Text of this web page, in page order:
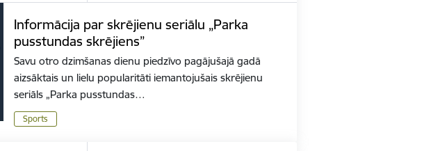
Informācija par skrējienu seriālu „Parka
pusstundas skrējiens”
Savu otro dzimšanas dienu piedzīvo pagājušajā gadā
aizsāktais un lielu popularitāti iemantojušais skrējienu
seriāls „Parka pusstundas…
Sports